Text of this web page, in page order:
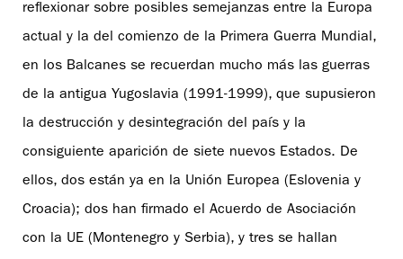
reflexionar sobre posibles semejanzas entre la Europa
actual y la del comienzo de la Primera Guerra Mundial,
en los Balcanes se recuerdan mucho más las guerras
de la antigua Yugoslavia (1991-1999), que supusieron
la destrucción y desintegración del país y la
consiguiente aparición de siete nuevos Estados. De
ellos, dos están ya en la Unión Europea (Eslovenia y
Croacia); dos han firmado el Acuerdo de Asociación
con la UE (Montenegro y Serbia), y tres se hallan